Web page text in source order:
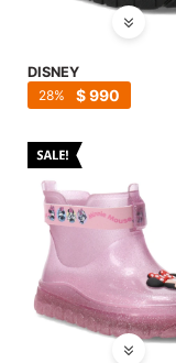
DISNEY
$990
28